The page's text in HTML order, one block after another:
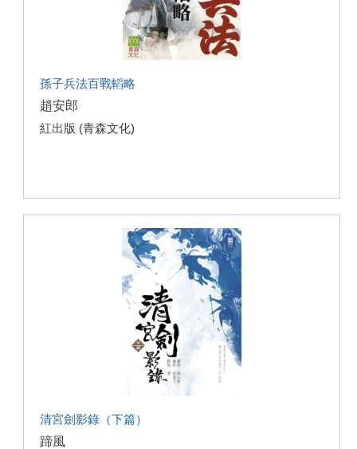
孫子兵法百戰轁略
趙安郎
紅出版 (青森文化)
清宮劍影錄（下篇）
蹄風